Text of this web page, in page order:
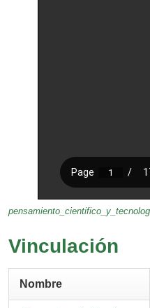
Vinculación
Nombre